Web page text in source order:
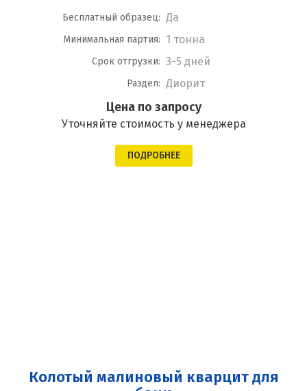
Бесплатный образец: Да
Минимальная партия: 1 тонна
Срок отгрузки: 3-5 дней
Раздел: Диорит
Цена по запросу
Уточняйте стоимость у менеджера
ПОДРОБНЕЕ
Колотый малиновый кварцит для